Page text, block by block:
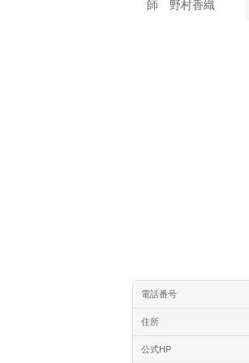
師 野村香織
電話番号
住所
公式HP